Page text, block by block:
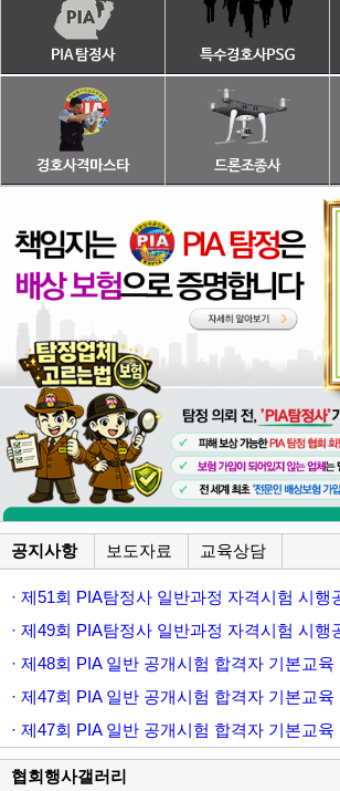
공지사항 보도자료 교육상담
· 제51회 PIA탐정사 일반과정 자격시험 시행
· 제49회 PIA탐정사 일반과정 자격시험 시행
· 제48회 PIA 일반 공개시험 합격자 기본교육
· 제47회 PIA 일반 공개시험 합격자 기본교육
· 제47회 PIA 일반 공개시험 합격자 기본교육
협회행사갤러리